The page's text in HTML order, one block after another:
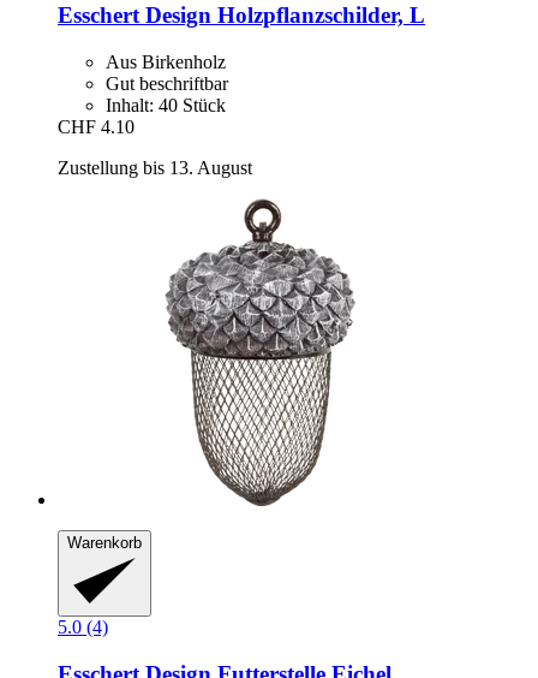
Esschert Design Holzpflanzschilder, L
Aus Birkenholz
Gut beschriftbar
Inhalt: 40 Stück
CHF 4.10
Zustellung bis 13. August
Warenkorb
5.0 (4)